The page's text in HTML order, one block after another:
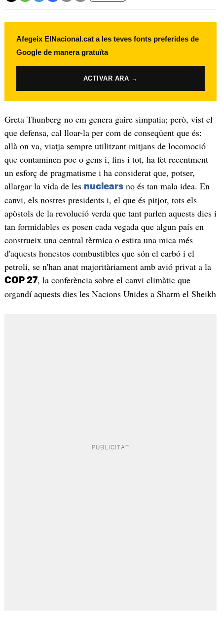
Afegeix ElNacional.cat a les teves fonts preferides de
Google de manera gratuïta
ACTIVAR ARA →
Greta Thunberg no em genera gaire simpatia; però, vist el
que defensa, cal lloar-la per com de conseqüent que és:
allà on va, viatja sempre utilitzant mitjans de locomoció
que contaminen poc o gens i, fins i tot, ha fet recentment
un esforç de pragmatisme i ha considerat que, potser,
allargar la vida de les nuclearsno és tan mala idea. En
canvi, els nostres presidents i, el que és pitjor, tots els
apòstols de la revolució verda que tant parlen aquests dies i
tan formidables es posen cada vegada que algun país en
construeix una central tèrmica o estira una mica més
d'aquests honestos combustibles que són el carbó i el
petroli, se n'han anat majoritàriament amb avió privat a la
COP 27, la conferència sobre el canvi climàtic que
organdí aquests dies les Nacions Unides a Sharm el Sheikh